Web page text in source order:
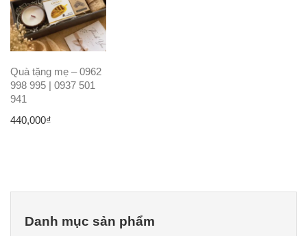
Quà tặng mẹ – 0962
998 995 | 0937 501
941
440,000₫
Danh mục sản phẩm